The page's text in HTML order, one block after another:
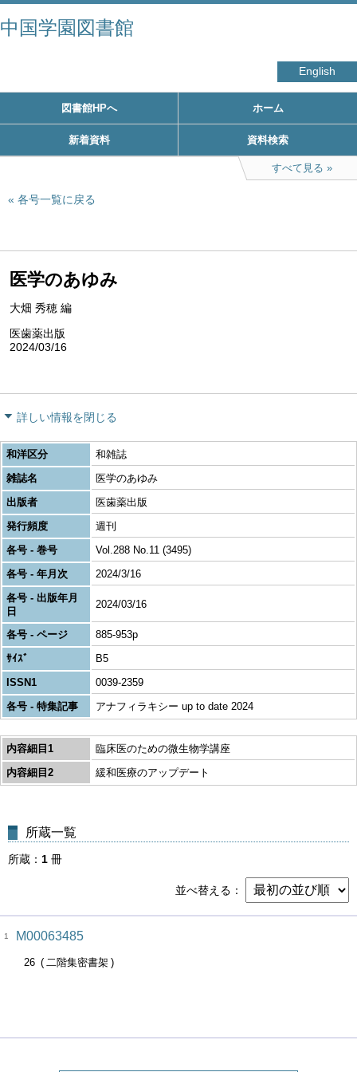
中国学園図書館
English
図書館HPへ ホーム
新着資料 資料検索
すべて見る
各号一覧に戻る
医学のあゆみ
大畑 秀穂 編
医歯薬出版
2024/03/16
詳しい情報を閉じる
和洋区分
和雑誌
雑誌名
医学のあゆみ
出版者
医歯薬出版
発行頻度
週刊
各号 - 巻号
Vol.288 No.11 (3495)
各号 - 年月次
2024/3/16
各号 - 出版年月
日
2024/03/16
各号 - ページ
885-953p
ｻｲｽﾞ
B5
ISSN1
0039-2359
各号 - 特集記事
アナフィラキシー up to date 2024
内容細目1
臨床医のための微生物学講座
内容細目2
緩和医療のアップデート
所蔵一覧
所蔵 1 冊
並べ替える
1 M00063485
26 二階集密書架